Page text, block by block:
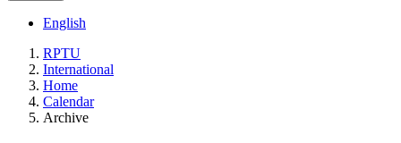
English
RPTU
International
Home
Calendar
Archive